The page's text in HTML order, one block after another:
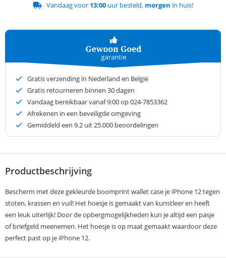
Vandaag voor 13:00uur besteld, morgen in huis!
Gratis verzending in Nederland en België
Gratis retourneren binnen 30 dagen
Vandaag bereikbaar vanaf 9:00 op 024-7853362
Afrekenen in een beveiligde omgeving
Gemiddeld een 9.2 uit 25.000 beoordelingen
Productbeschrijving
Bescherm met deze gekleurde boomprint wallet case je iPhone 12 tegen
stoten, krassen en vuil! Het hoesje is gemaakt van kunstleer en heeft
een leuk uiterlijk! Door de opbergmogelijkheden kun je altijd een pasje
of briefgeld meenemen. Het hoesje is op maat gemaakt waardoor deze
perfect past op je iPhone 12.